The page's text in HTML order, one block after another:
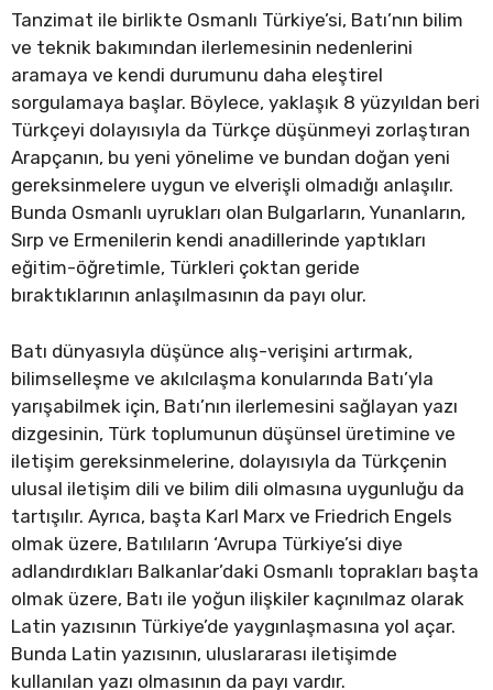
Tanzimat ile birlikte Osmanlı Türkiye’si, Batı’nın bilim
ve teknik bakımından ilerlemesinin nedenlerini
aramaya ve kendi durumunu daha eleştirel
sorgulamaya başlar. Böylece, yaklaşık 8 yüzyıldan beri
Türkçeyi dolayısıyla da Türkçe düşünmeyi zorlaştıran
Arapçanın, bu yeni yönelime ve bundan doğan yeni
gereksinmelere uygun ve elverişli olmadığı anlaşılır.
Bunda Osmanlı uyrukları olan Bulgarların, Yunanların,
Sırp ve Ermenilerin kendi anadillerinde yaptıkları
eğitim-öğretimle, Türkleri çoktan geride
bıraktıklarının anlaşılmasının da payı olur.
Batı dünyasıyla düşünce alış-verişini artırmak,
bilimselleşme ve akılcılaşma konularında Batı’yla
yarışabilmek için, Batı’nın ilerlemesini sağlayan yazı
dizgesinin, Türk toplumunun düşünsel üretimine ve
iletişim gereksinmelerine, dolayısıyla da Türkçenin
ulusal iletişim dili ve bilim dili olmasına uygunluğu da
tartışılır. Ayrıca, başta Karl Marx ve Friedrich Engels
olmak üzere, Batılıların ‘Avrupa Türkiye’si diye
adlandırdıkları Balkanlar’daki Osmanlı toprakları başta
olmak üzere, Batı ile yoğun ilişkiler kaçınılmaz olarak
Latin yazısının Türkiye’de yaygınlaşmasına yol açar.
Bunda Latin yazısının, uluslararası iletişimde
kullanılan yazı olmasının da payı vardır.